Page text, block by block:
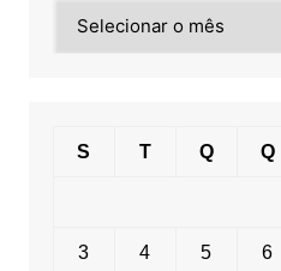
por
S T Q Q
3 4 5 6